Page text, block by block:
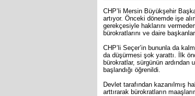
CHP’li Mersin Büyükşehir
artıyor. Önceki dönemde işe
gerekçesiyle haklarını
bürokratlarını ve daire
CHP’li Seçer’in bununla da
da düşürmesi şok yarattı. İlk
bürokratlar, sürgünün
başlandığı öğrenildi.
Devlet tarafından kazanılmış
arttırarak bürokratların